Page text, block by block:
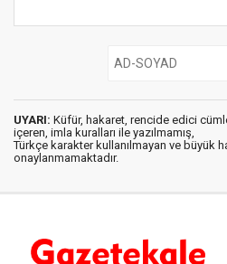
UYARI: Küfür, hakaret, rencide edici
içeren, imla kuralları ile yazılmamış,
Türkçe karakter kullanılmayan ve büyük
onaylanmamaktadır.